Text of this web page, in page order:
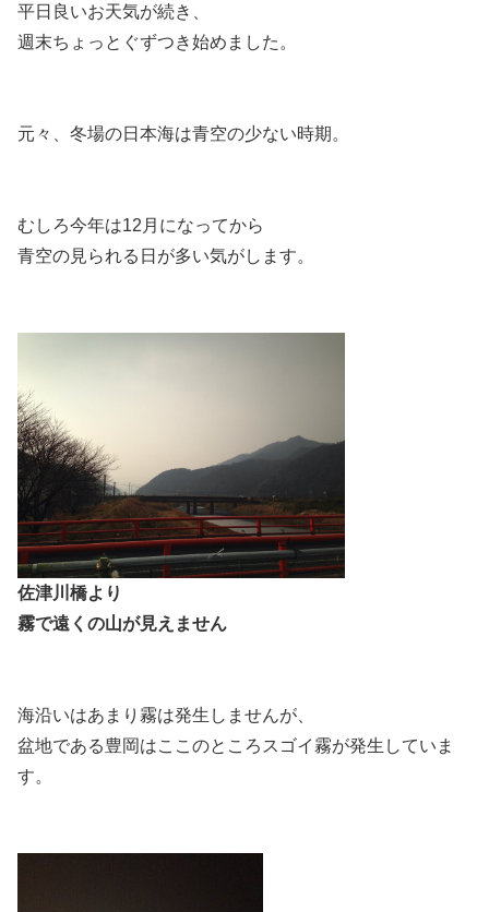
平日良いお天気が続き、
週末ちょっとぐずつき始めました。
元々、冬場の日本海は青空の少ない時期。
むしろ今年は12月になってから
青空の見られる日が多い気がします。
佐津川橋より
霧で遠くの山が見えません
海沿いはあまり霧は発生しませんが、
盆地である豊岡はここのところスゴイ霧が発生していま
す。